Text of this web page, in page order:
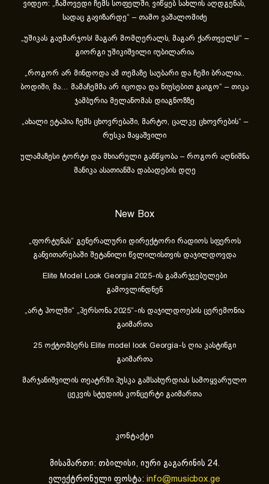
ვიდეო: „ჩამოვედი ჩემს სოფელში, ვიწყებ სახლის აღდგენას,
სადაც გავიზარდე“ – თამო ვაშალომიძე
„უშიკას გაუმარჯოს! მაგარ მომღერალს, მაგარ ქართველს!“ –
გიორგი უშიკიშვილი იუბილარია
„როგორ არ მინდოდა ამ თემაზე საუბარი და ჩემი ბრალია..
ბოდიში, მა… მამაჩემმა არ იცოდა და ნიუსებით გაიგო“ – თიკა
ჯამბურია მელანომას დიაგნოზზე
„ახა­ლი ეტა­პია ჩემს ცხოვ­რე­ბა­ში, მარ­ტო, ცალ­კე ცხოვ­რე­ბის“ –
რუსკა მაყაშვილი
ულამაზესი ტორტი და მხიარული განწყობა – როგორ აღნიშნა
მანიკა ასათიანმა დაბადების დღე
New Box
„ფორტუნას“ გენერალური დირექტორი რადიოს სფეროს
განვითარებაში შეტანილი წვლილისთვის დაჯილდოვდა
Elite Model Look Georgia 2025-ის გამარჯვებულები
გამოვლინდნენ
„არტ ჰოლში“ „პერსონა 2025“-ის დაჯილდოების ცერემონია
გაიმართა
25 ოქტომბერს Elite model look Georgia-ს ღია კასტინგი
გაიმართა
მარჯანიშვილის თეატრში პუსკა გამსახურდიას სამოყვარულო
ცეკვის სტუდიის კონცერტი გაიმართა
კონტაქტი
მისამართი: თბილისი, იური გაგარინის 24.
ელექტრონული ფოსტა: info@musicbox.ge